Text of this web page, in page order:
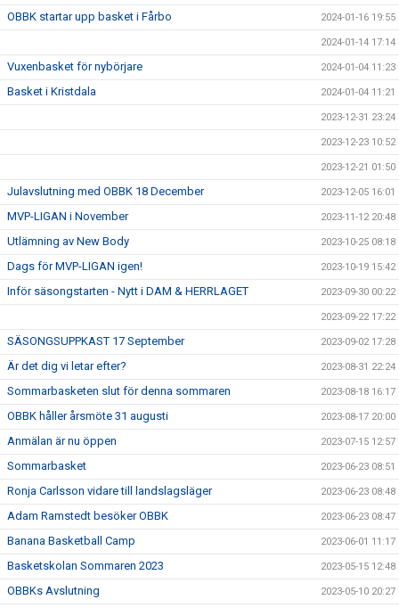
OBBK startar upp basket i Fårbo 2024-01-16 19:55
2024-01-14 17:14
Vuxenbasket för nybörjare 2024-01-04 11:23
Basket i Kristdala 2024-01-04 11:21
2023-12-31 23:24
2023-12-23 10:52
2023-12-21 01:50
Julavslutning med OBBK 18 December 2023-12-05 16:01
MVP-LIGAN i November 2023-11-12 20:48
Utlämning av New Body 2023-10-25 08:18
Dags för MVP-LIGAN igen! 2023-10-19 15:42
Inför säsongstarten - Nytt i DAM & HERRLAGET 2023-09-30 00:22
2023-09-22 17:22
SÄSONGSUPPKAST 17 September 2023-09-02 17:28
Är det dig vi letar efter? 2023-08-31 22:24
Sommarbasketen slut för denna sommaren 2023-08-18 16:17
OBBK håller årsmöte 31 augusti 2023-08-17 20:00
Anmälan är nu öppen 2023-07-15 12:57
Sommarbasket 2023-06-23 08:51
Ronja Carlsson vidare till landslagsläger 2023-06-23 08:48
Adam Ramstedt besöker OBBK 2023-06-23 08:47
Banana Basketball Camp 2023-06-01 11:17
Basketskolan Sommaren 2023 2023-05-15 12:48
OBBKs Avslutning 2023-05-10 20:27